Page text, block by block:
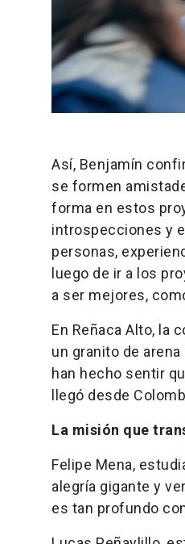
Así, Benjamín
se formen
forma en estos
introspecciones y
personas,
luego de ir a los
a ser mejores,
En Reñaca Alto, la
un granito de
han hecho sentir
llegó desde
La misión que
Felipe Mena,
alegría gigante y
es tan profundo